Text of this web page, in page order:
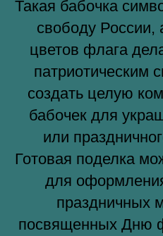
Такая бабочка
свободу России,
цветов флага
патриотическим
создать целую
бабочек для
или
Готовая поделка
для
праздничных
посвященных Дню